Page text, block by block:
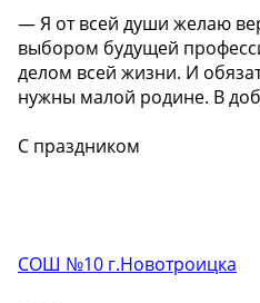
— Я от всей души желаю
выбором будущей
делом всей жизни. И
нужны малой родине. В
С праздником ️
СОШ №10 г.Новотроицка